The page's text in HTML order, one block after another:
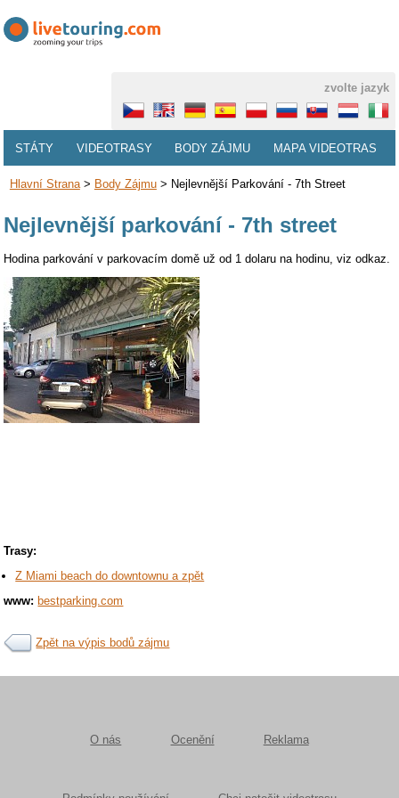
zvolte jazyk
STÁTY VIDEOTRASY BODY ZÁJMU MAPA VIDEOTRAS
Hlavní Strana> Body Zájmu> Nejlevnější Parkování - 7th Street
Nejlevnější parkování - 7th street
Hodina parkování v parkovacím domě už od 1 dolaru na hodinu, viz odkaz.
Trasy:
Z Miami beach do downtownu a zpět
www: bestparking.com
Zpět na výpis bodů zájmu
O nás Ocenění Reklama